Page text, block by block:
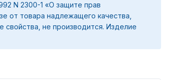
N 2300-1 «О защите прав
от товара надлежащего качества,
не производится. Изделие